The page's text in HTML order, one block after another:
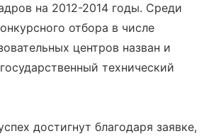
на 2012-2014 годы. Среди
отбора в числе
центров назван и
технический
достигнут благодаря заявке,